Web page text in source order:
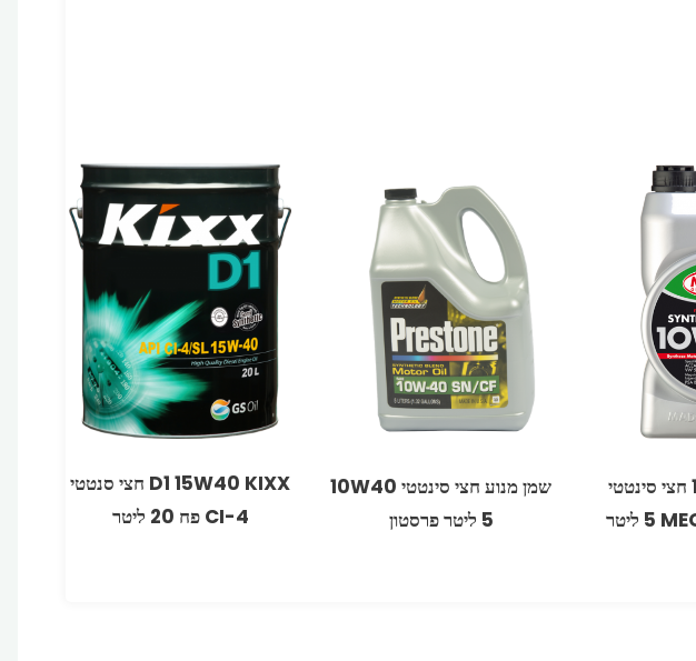
שמן ‏W40 ‏10 חצי סינטטי
שמן מנוע חצי סינטטי 10W40‏
5 ליטר פרסטון
D1 15W40 KIXX‏ חצי סנטטי
CI-4 פח 20 ליטר